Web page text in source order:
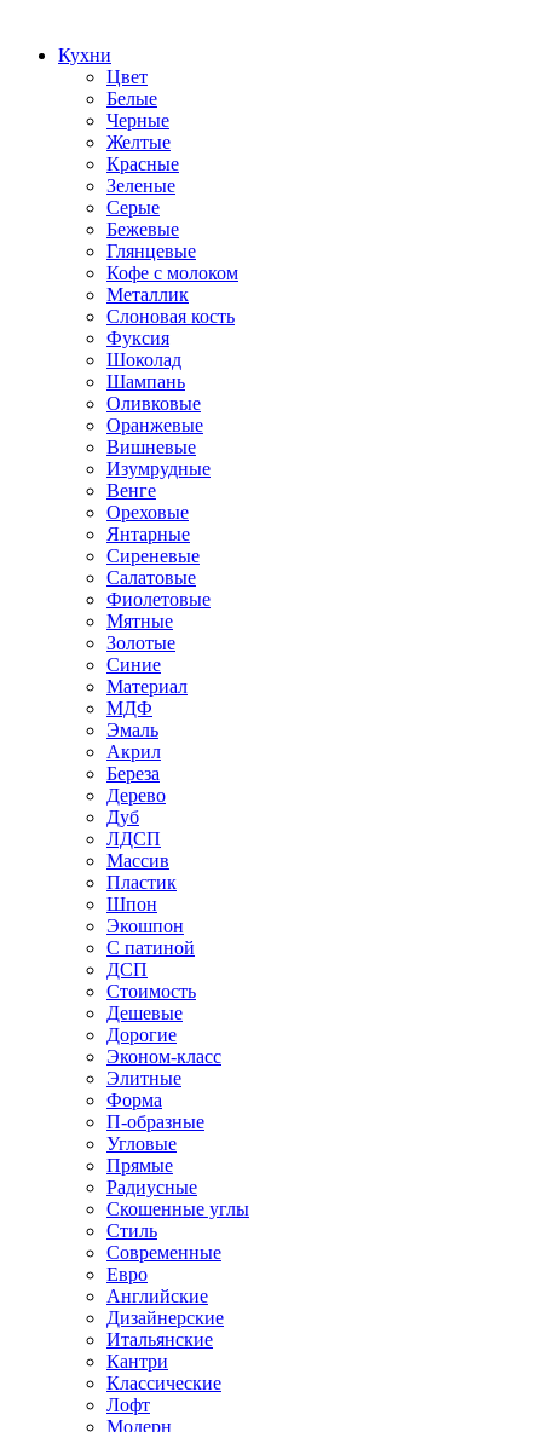
Кухни
Цвет
Белые
Черные
Желтые
Красные
Зеленые
Серые
Бежевые
Глянцевые
Кофе с молоком
Металлик
Слоновая кость
Фуксия
Шоколад
Шампань
Оливковые
Оранжевые
Вишневые
Изумрудные
Венге
Ореховые
Янтарные
Сиреневые
Салатовые
Фиолетовые
Мятные
Золотые
Синие
Материал
МДФ
Эмаль
Акрил
Береза
Дерево
Дуб
ЛДСП
Массив
Пластик
Шпон
Экошпон
С патиной
ДСП
Стоимость
Дешевые
Дорогие
Эконом-класс
Элитные
Форма
П-образные
Угловые
Прямые
Радиусные
Скошенные углы
Стиль
Современные
Евро
Английские
Дизайнерские
Итальянские
Кантри
Классические
Лофт
Модерн